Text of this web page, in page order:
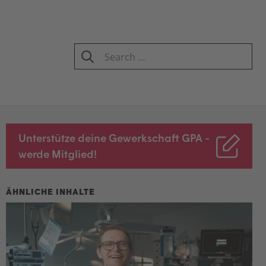
SEARCH
Search
for:
Unterstütze deine Gewerkschaft GPA -
werde Mitglied!